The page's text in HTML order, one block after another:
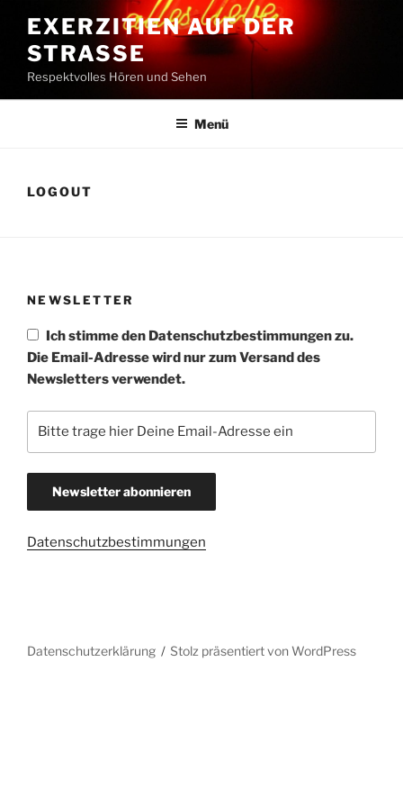
Inhalt
springen
EXERZITIEN AUF DER
STRASSE
Respektvolles Hören und Sehen
Menü
LOGOUT
NEWSLETTER
Ich stimme den Datenschutzbestimmungen zu.
Die Email-Adresse wird nur zum Versand des
Newsletters verwendet.
Datenschutzbestimmungen
Datenschutzerklärung Stolz präsentiert von WordPress